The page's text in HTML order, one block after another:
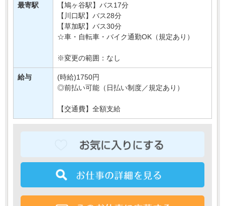
書類整理など、物流を支えるサポート・・・
最寄駅
【鳩ヶ谷駅】バス17分
【川口駅】バス28分
【草加駅】バス30分
☆車・自転車・バイク通勤OK（規定あり）
※変更の範囲：なし
給与
(時給)1750円
◎前払い可能（日払い制度／規定あり）
【交通費】全額支給